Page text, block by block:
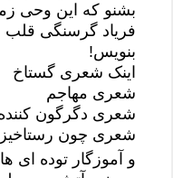
بشنو که این وحی
فریاد گرسنگی قلب
بنویس!
اینک شعری گستاخ
شعری مهاجم
شعری دگرگون
شعری چون
و آموزگار توده ای